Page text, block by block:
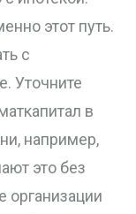
этот путь.
с
Уточните
в
например,
это без
организации